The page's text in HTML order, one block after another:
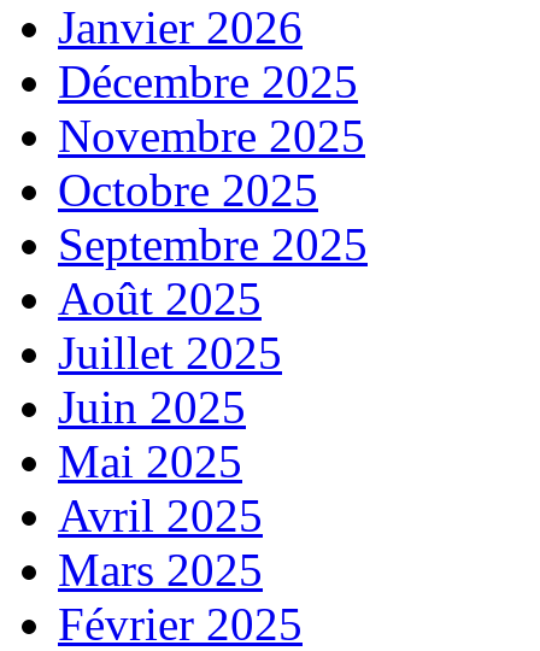
Janvier 2026
Décembre 2025
Novembre 2025
Octobre 2025
Septembre 2025
Août 2025
Juillet 2025
Juin 2025
Mai 2025
Avril 2025
Mars 2025
Février 2025